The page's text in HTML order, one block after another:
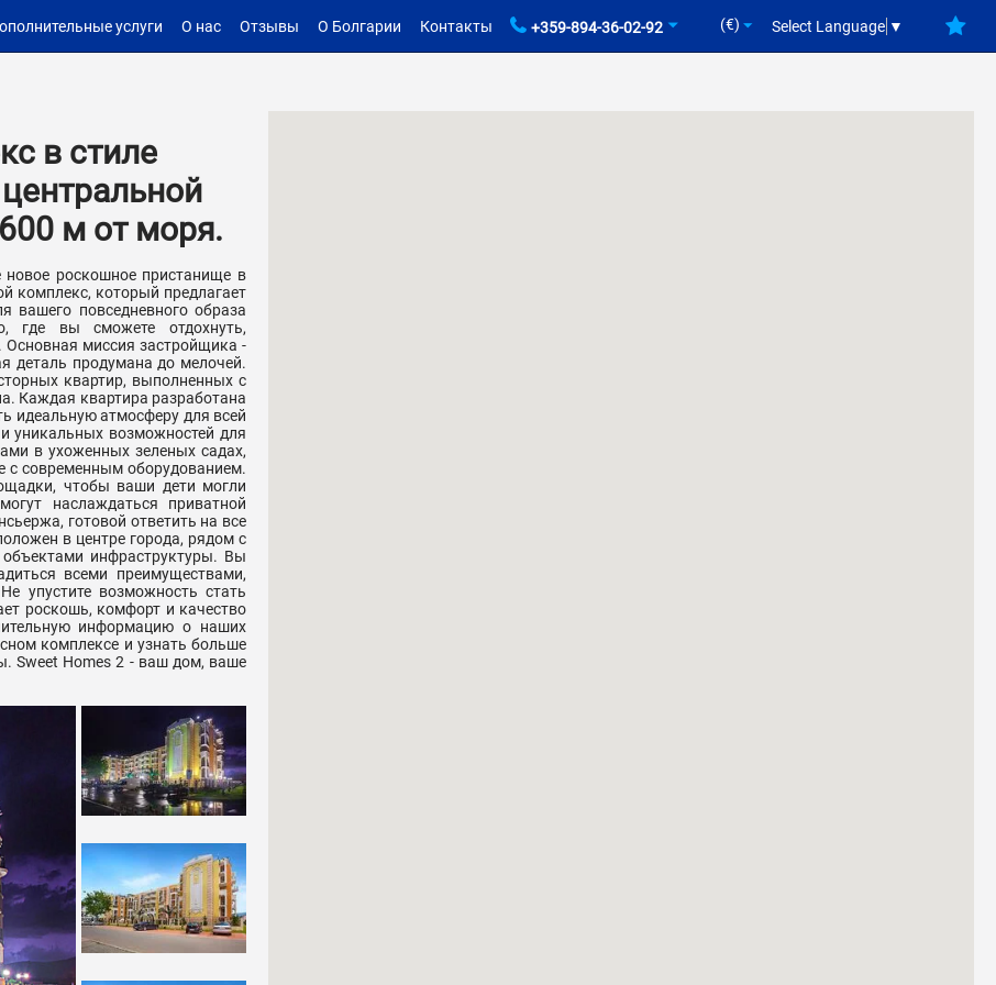
услуги О нас Отзывы О Болгарии Контакты +359-894-36-02-92 (€) Select Language ▼
в стиле
м от моря.
роскошное пристанище в
комплекс, который предлагает
вашего повседневного образа
где вы сможете отдохнуть,
Основная миссия застройщика -
деталь продумана до мелочей.
квартир, выполненных с
Каждая квартира разработана
идеальную атмосферу для всей
уникальных возможностей для
в ухоженных зеленых садах,
с современным оборудованием.
чтобы ваши дети могли
наслаждаться приватной
готовой ответить на все
в центре города, рядом с
инфраструктуры. Вы
всеми преимуществами,
упустите возможность стать
роскошь, комфорт и качество
информацию о наших
комплексе и узнать больше
Sweet Homes 2 - ваш дом, ваше